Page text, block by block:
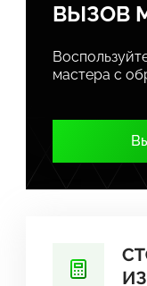
ВЫЗОВ
мастера с